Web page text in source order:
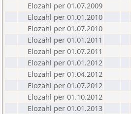
Elozahl per 01.07.2009
Elozahl per 01.01.2010
Elozahl per 01.07.2010
Elozahl per 01.01.2011
Elozahl per 01.07.2011
Elozahl per 01.01.2012
Elozahl per 01.04.2012
Elozahl per 01.07.2012
Elozahl per 01.10.2012
Elozahl per 01.01.2013